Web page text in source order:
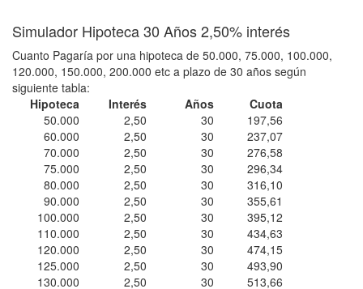
Simulador Hipoteca 30 Años 2,50% interés
Cuanto Pagaría por una hipoteca de 50.000, 75.000, 100.000,
120.000, 150.000, 200.000 etc a plazo de 30 años según
siguiente tabla:
Hipoteca
Interés Años
Cuota
50.000
2,50 30
197,56
60.000
2,50 30
237,07
70.000
2,50 30
276,58
75.000
2,50 30
296,34
80.000
2,50 30
316,10
90.000
2,50 30
355,61
100.000
2,50 30
395,12
110.000
2,50 30
434,63
120.000
2,50 30
474,15
125.000
2,50 30
493,90
130.000
2,50 30
513,66